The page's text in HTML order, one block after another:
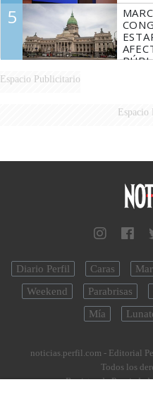
5
Espacio Publicitario
Diario Perfil Caras
Weekend
Parabrisas
Mía
noticias.perfil.com - Editorial
Todos los
Registro de